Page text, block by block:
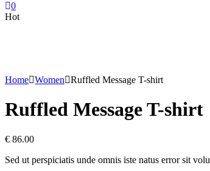
0
Hot
Home Women Ruffled Message T-shirt
Ruffled Message T-shirt
€ 86.00
Sed ut perspiciatis unde omnis iste natus error sit